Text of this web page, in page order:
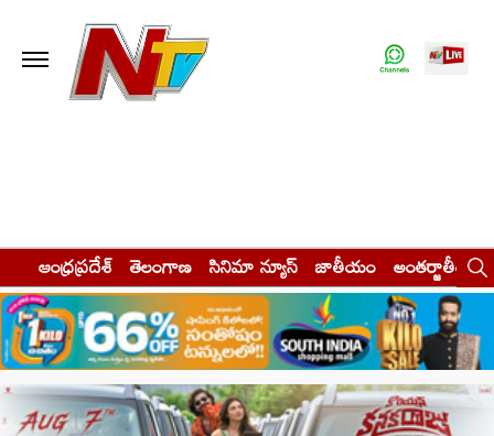
ఆంధ్రప్రదేశ్ తెలంగాణ సినిమా న్యూస్ జాతీయం అంతర్జాతీయం